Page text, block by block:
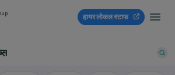
हायर लोकल स्टाफ